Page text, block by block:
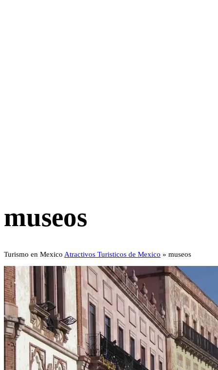
museos
Turismo en Mexico Atractivos Turisticos de Mexico » museos